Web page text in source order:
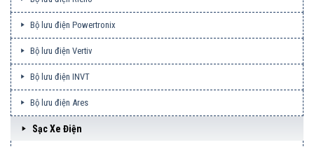
Bộ lưu điện Powertronix
Bộ lưu điện Vertiv
Bộ lưu điện INVT
Bộ lưu điện Ares
Sạc Xe Điện